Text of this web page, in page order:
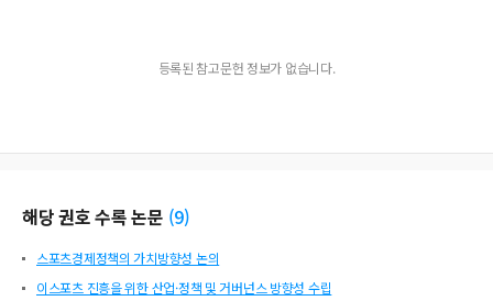
등록된 참고문헌 정보가 없습니다.
해당 권호 수록 논문 (9)
스포츠경제정책의 가치방향성 논의
이스포츠 진흥을 위한 산업·정책 및 거버넌스 방향성 수립